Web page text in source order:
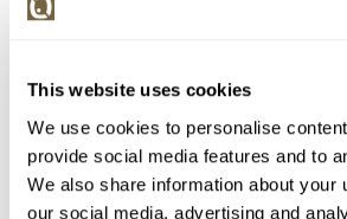
This website uses cookies
We use cookies to personalise
provide social media features and to
We also share information about your
our social media, advertising and